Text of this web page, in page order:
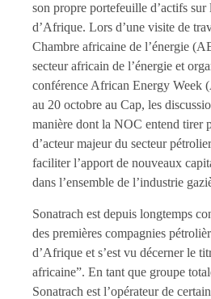
son propre portefeuille d’actifs sur
d’Afrique. Lors d’une visite de
Chambre africaine de l’énergie
secteur africain de l’énergie et
conférence African Energy Week
au 20 octobre au Cap, les
manière dont la NOC entend tirer
d’acteur majeur du secteur
faciliter l’apport de nouveaux
dans l’ensemble de l’industrie
Sonatrach est depuis longtemps
des premières compagnies
d’Afrique et s’est vu décerner le
africaine”. En tant que groupe
Sonatrach est l’opérateur de